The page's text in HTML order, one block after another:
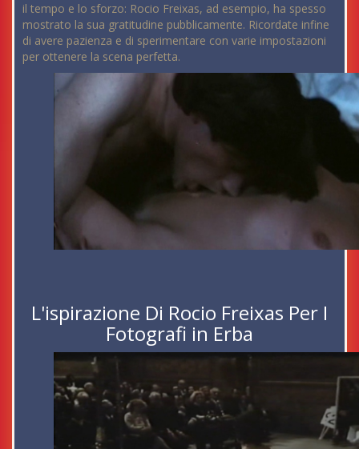
il tempo e lo sforzo: Rocio Freixas, ad esempio, ha spesso
mostrato la sua gratitudine pubblicamente. Ricordate infine
di avere pazienza e di sperimentare con varie impostazioni
per ottenere la scena perfetta.
L'ispirazione Di Rocio Freixas Per I
Fotografi in Erba